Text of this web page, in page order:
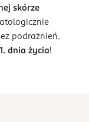
skórze
podrażnień.
dnia życia!